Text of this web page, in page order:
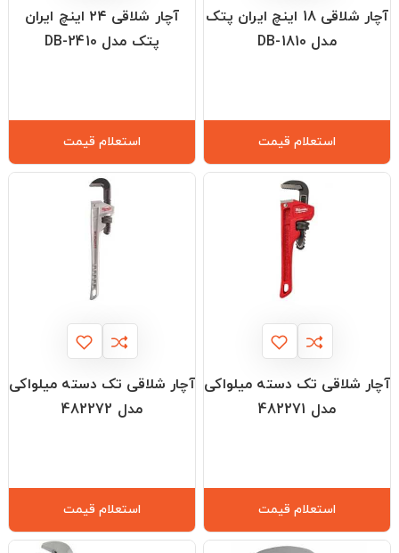
آچار شلاقی 18 اینچ ایران پتک
مدل DB-1810
استعلام قیمت
آچار شلاقی ۲۴ اینچ ایران
پتک مدل DB-2410
استعلام قیمت
آچار شلاقی تک دسته میلواکی
مدل 482271
استعلام قیمت
آچار شلاقی تک دسته میلواکی
مدل 482272
استعلام قیمت